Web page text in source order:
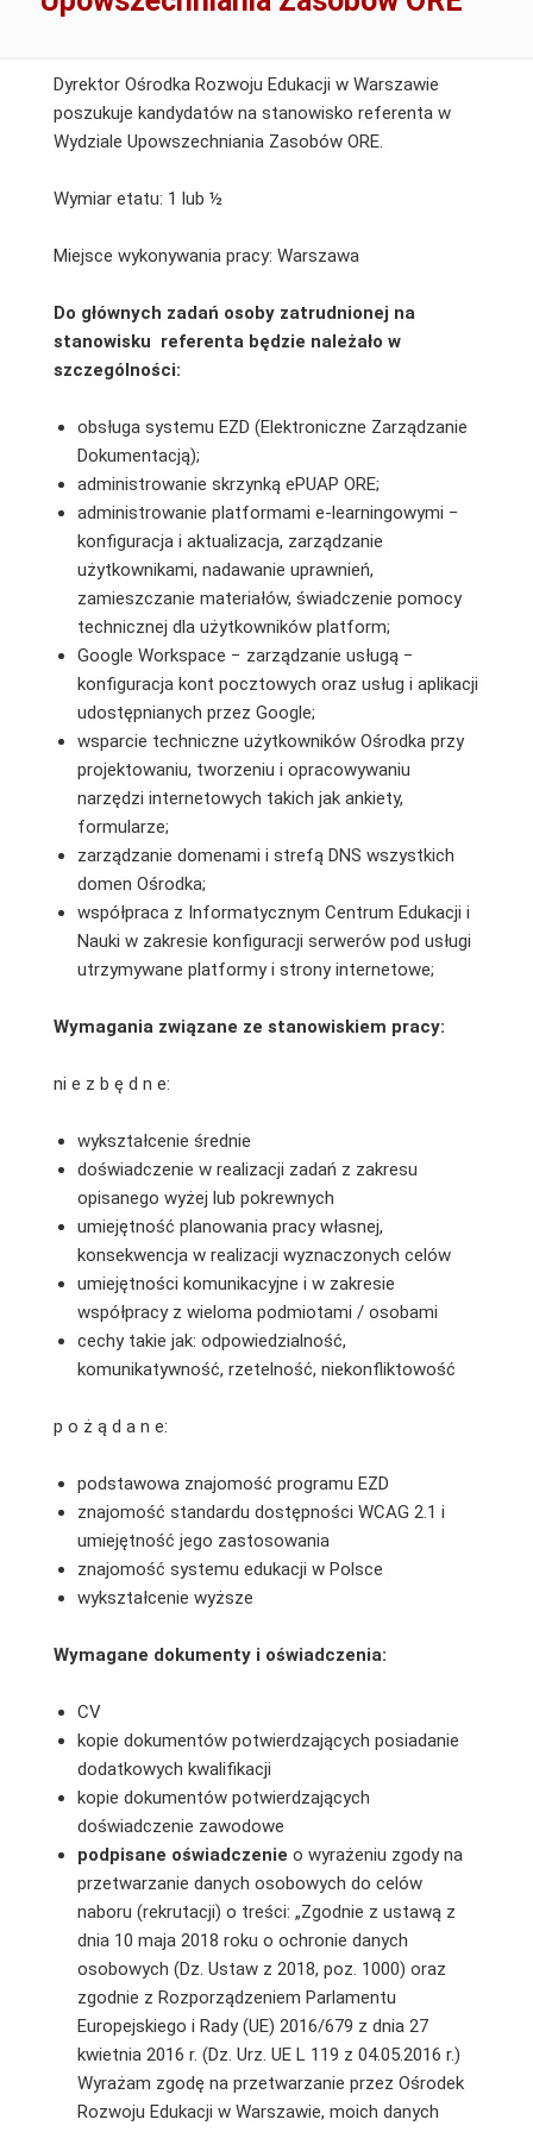
Dyrektor Ośrodka Rozwoju Edukacji w Warszawie
poszukuje kandydatów na stanowisko referenta w
Wydziale Upowszechniania Zasobów ORE.
Wymiar etatu: 1 lub ½
Miejsce wykonywania pracy: Warszawa
Do głównych zadań osoby zatrudnionej na
stanowisku referenta będzie należało w
szczególności:
obsługa systemu EZD (Elektroniczne Zarządzanie
Dokumentacją);
administrowanie skrzynką ePUAP ORE;
administrowanie platformami e-learningowymi −
konfiguracja i aktualizacja, zarządzanie
użytkownikami, nadawanie uprawnień,
zamieszczanie materiałów, świadczenie pomocy
technicznej dla użytkowników platform;
Google Workspace − zarządzanie usługą −
konfiguracja kont pocztowych oraz usług i aplikacji
udostępnianych przez Google;
wsparcie techniczne użytkowników Ośrodka przy
projektowaniu, tworzeniu i opracowywaniu
narzędzi internetowych takich jak ankiety,
formularze;
zarządzanie domenami i strefą DNS wszystkich
domen Ośrodka;
współpraca z Informatycznym Centrum Edukacji i
Nauki w zakresie konfiguracji serwerów pod usługi
utrzymywane platformy i strony internetowe;
Wymagania związane ze stanowiskiem pracy:
ni e z b ę d n e:
wykształcenie średnie
doświadczenie w realizacji zadań z zakresu
opisanego wyżej lub pokrewnych
umiejętność planowania pracy własnej,
konsekwencja w realizacji wyznaczonych celów
umiejętności komunikacyjne i w zakresie
współpracy z wieloma podmiotami / osobami
cechy takie jak: odpowiedzialność,
komunikatywność, rzetelność, niekonfliktowość
p o ż ą d a n e:
podstawowa znajomość programu EZD
znajomość standardu dostępności WCAG 2.1 i
umiejętność jego zastosowania
znajomość systemu edukacji w Polsce
wykształcenie wyższe
Wymagane dokumenty i oświadczenia:
CV
kopie dokumentów potwierdzających posiadanie
dodatkowych kwalifikacji
kopie dokumentów potwierdzających
doświadczenie zawodowe
podpisane oświadczenie o wyrażeniu zgody na
przetwarzanie danych osobowych do celów
naboru (rekrutacji) o treści: „Zgodnie z ustawą z
dnia 10 maja 2018 roku o ochronie danych
osobowych (Dz. Ustaw z 2018, poz. 1000) oraz
zgodnie z Rozporządzeniem Parlamentu
Europejskiego i Rady (UE) 2016/679 z dnia 27
kwietnia 2016 r. (Dz. Urz. UE L 119 z 04.05.2016 r.)
Wyrażam zgodę na przetwarzanie przez Ośrodek
Rozwoju Edukacji w Warszawie, moich danych